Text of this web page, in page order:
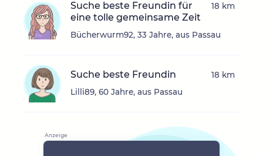
Suche beste Freundin für
eine tolle gemeinsame Zeit
Bücherwurm92, 33 Jahre, aus Passau
18 km
Suche beste Freundin
Lilli89, 60 Jahre, aus Passau
18 km